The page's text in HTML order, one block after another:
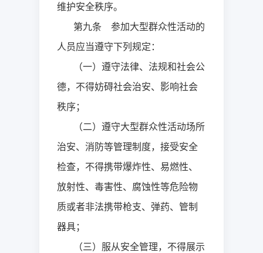
维护安全秩序。
第九条 参加大型群众性活动的
人员应当遵守下列规定：
（一）遵守法律、法规和社会公
德，不得妨碍社会治安、影响社会
秩序；
（二）遵守大型群众性活动场所
治安、消防等管理制度，接受安全
检查，不得携带爆炸性、易燃性、
放射性、毒害性、腐蚀性等危险物
质或者非法携带枪支、弹药、管制
器具；
（三）服从安全管理，不得展示